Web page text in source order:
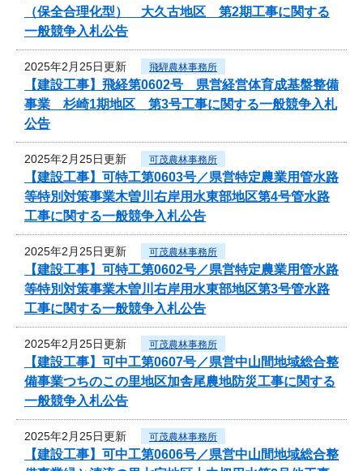
（保全合理化型） 大久古地区 第2期工事に関する
一般競争入札公告
2025年2月25日更新 飛騨農林事務所
【建設工事】飛経第0602号 県営経営体育成基盤整備
事業 杉崎1期地区 第3号工事に関する一般競争入札
公告
2025年2月25日更新 可茂農林事務所
【建設工事】可特工第0603号／県営特定農業用管水路
等特別対策事業木曽川右岸用水東部地区第4号管水路
工事に関する一般競争入札公告
2025年2月25日更新 可茂農林事務所
【建設工事】可特工第0602号／県営特定農業用管水路
等特別対策事業木曽川右岸用水東部地区第3号管水路
工事に関する一般競争入札公告
2025年2月25日更新 可茂農林事務所
【建設工事】可中工第0607号／県営中山間地域総合整
備事業つちのこの里地区加舎尾農地防災工事に関する
一般競争入札公告
2025年2月25日更新 可茂農林事務所
【建設工事】可中工第0606号／県営中山間地域総合整